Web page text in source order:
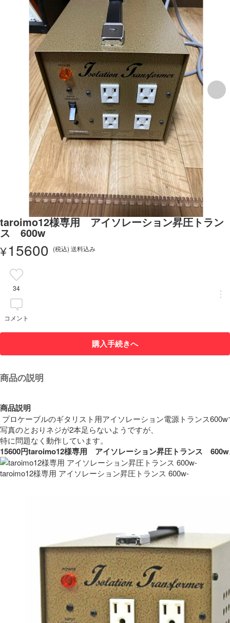
taroimo12様専用 アイソレーション昇圧トラン
ス 600w
¥15600 (税込) 送料込み
34
コメント
購入手続きへ
商品の説明
商品説明
プロケーブルのギタリスト用アイソレーション電源トランス
写真のとおりネジが2本足らないようですが、
15600円taroimo12様専用　アイソレーション昇圧トランス　
taroimo12様専用 アイソレーション昇圧トランス 600w-